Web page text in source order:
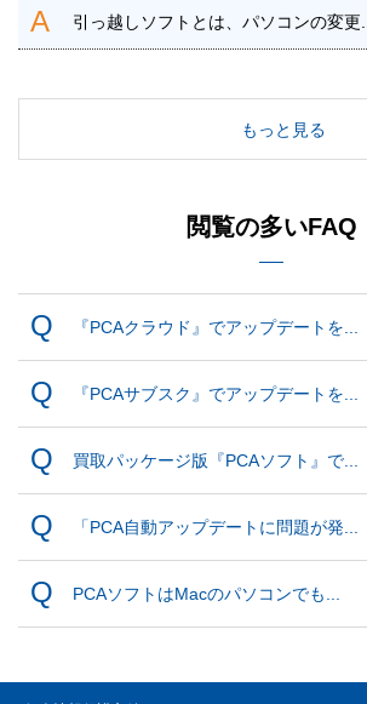
引っ越しソフトとは、パソコンの変更...
もっと見る
閲覧の多いFAQ
『PCAクラウド』でアップデートを...
『PCAサブスク』でアップデートを...
買取パッケージ版『PCAソフト』で...
「PCA自動アップデートに問題が発...
PCAソフトはMacのパソコンでも...